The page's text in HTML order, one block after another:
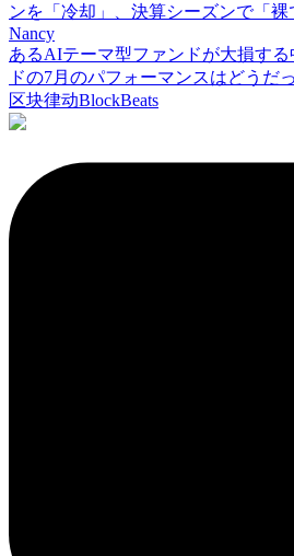
ンを「冷却」、決算シーズンで「
Nancy
あるAIテーマ型ファンドが大損す
ドの7月のパフォーマンスはどうだ
区块律动BlockBeats